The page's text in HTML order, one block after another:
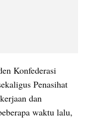
Konfederasi
Penasihat
dan
waktu lalu,